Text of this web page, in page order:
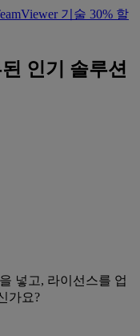
기술 30% 할
인기 솔루션
넣고, 라이선스를 업
가요?